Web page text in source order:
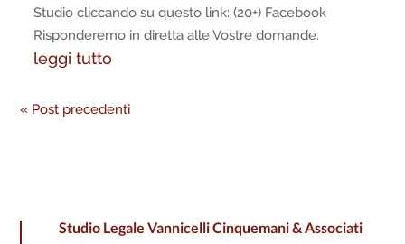
Studio cliccando su questo link: (20+) Facebook
Risponderemo in diretta alle Vostre domande.
leggi tutto
« Post precedenti
Studio Legale Vannicelli Cinquemani & Associati